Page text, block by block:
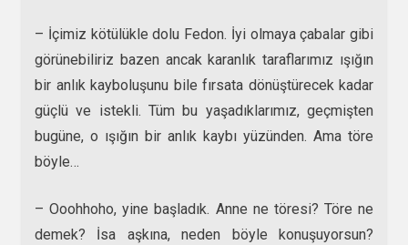
– İçimiz kötülükle dolu Fedon. İyi olmaya çabalar gibi
görünebiliriz bazen ancak karanlık taraflarımız ışığın
bir anlık kayboluşunu bile fırsata dönüştürecek kadar
güçlü ve istekli. Tüm bu yaşadıklarımız, geçmişten
bugüne, o ışığın bir anlık kaybı yüzünden. Ama töre
böyle…
– Ooohhoho, yine başladık. Anne ne töresi? Töre ne
demek? İsa aşkına, neden böyle konuşuyorsun?